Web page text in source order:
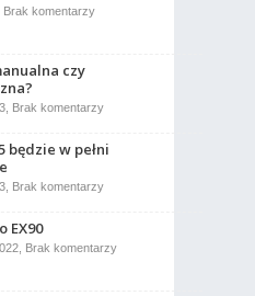
światło
Brak komentarzydo
czy
Brak komentarzydo
czy
automatyczna?
będzie w pełni
Brak komentarzydo
w
EX90
Brak komentarzydo